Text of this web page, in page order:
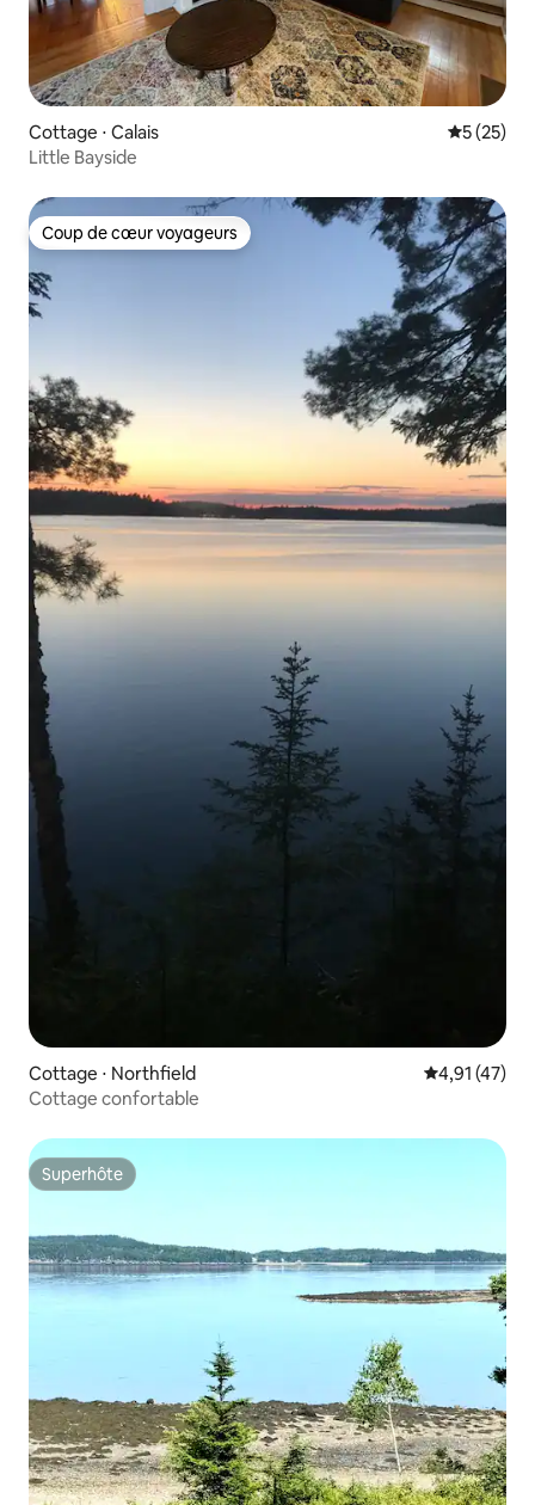
Cottage ⋅ Calais
5 (25)
Little Bayside
Coup de cœur voyageurs
Coup de cœur voyageurs
Cottage ⋅ Northfield Évaluation
4,91 (47)
Cottage confortable
Superhôte
Superhôte